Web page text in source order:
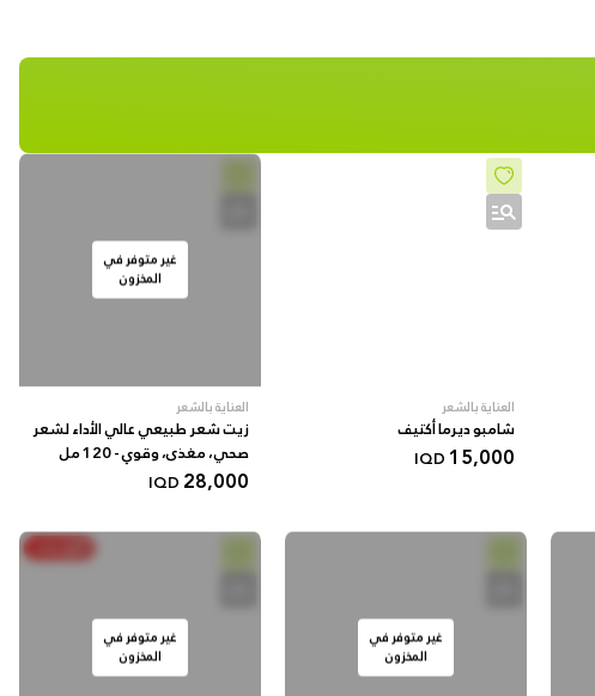
العناية بالشعر
شامبو ديرما أكتيف
15,000
IQD
غير متوفر في
المخزون
العناية بالشعر
زيت شعر طبيعي عالي الأداء لشعر
صحي، مغذى، وقوي - 120 مل
28,000
IQD
غير متوفر في
المخزون
غير متوفر في
المخزون